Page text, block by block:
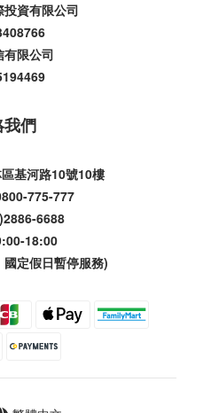
資有限公司
有限公司
們
基河路10號10樓
775-777
6688
18:00
定假日暫停服務)